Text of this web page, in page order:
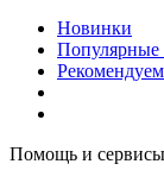
Новинки
Популярные
Помощь и сервисы